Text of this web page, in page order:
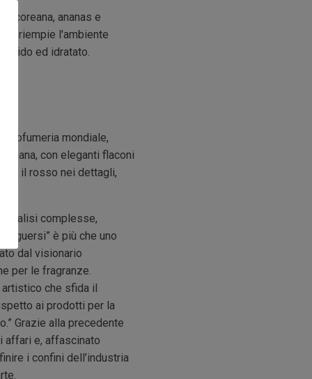
coreana, ananas e
riempie l'ambiente
ed idratato.
profumeria mondiale,
con eleganti flaconi
il rosso nei dettagli,
analisi complesse,
è più che uno
dal visionario
per le fragranze.
che sfida il
ai prodotti per la
Grazie alla precedente
affari e, affascinato
i confini dell’industria